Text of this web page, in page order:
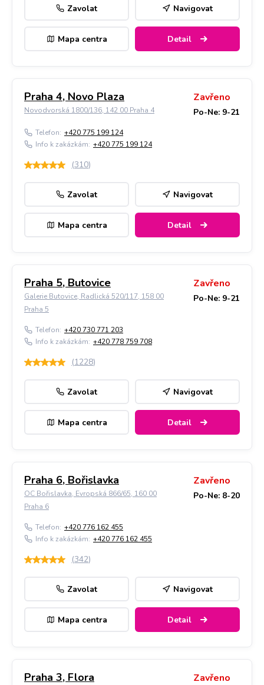
Zavolat Navigovat
Mapa centra Detail
Praha 4, Novo Plaza
Novodvorská 1800/136, 142 00 Praha 4
Zavřeno
Po-Ne: 9-21
Telefon: +420 775 199 124
Info k zakázkám: +420 775 199 124
(310)
Zavolat Navigovat
Mapa centra Detail
Praha 5, Butovice
Galerie Butovice, Radlická 520/117, 158 00
Praha 5
Zavřeno
Po-Ne: 9-21
Telefon: +420 730 771 203
Info k zakázkám: +420 778 759 708
(1228)
Zavolat Navigovat
Mapa centra Detail
Praha 6, Bořislavka
OC Bořislavka, Evropská 866/65, 160 00
Praha 6
Zavřeno
Po-Ne: 8-20
Telefon: +420 776 162 455
Info k zakázkám: +420 776 162 455
(342)
Zavolat Navigovat
Mapa centra Detail
Praha 3, Flora Zavřeno